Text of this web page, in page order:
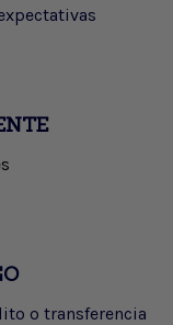
o transferencia